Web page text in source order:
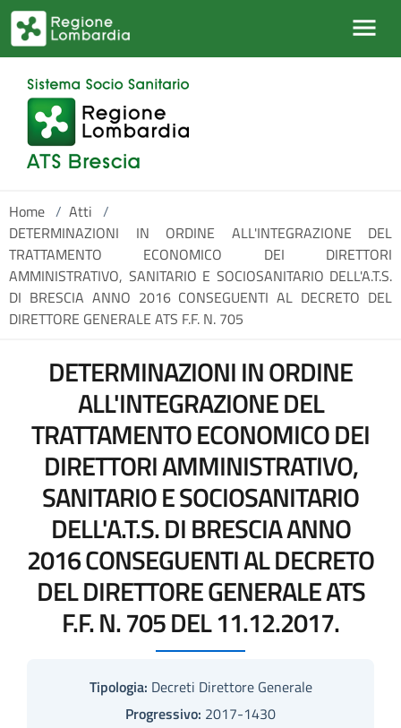
Salta al contenuto principale
Home / Atti /
DETERMINAZIONI IN ORDINE ALL'INTEGRAZIONE DEL
TRATTAMENTO ECONOMICO DEI DIRETTORI
AMMINISTRATIVO, SANITARIO E SOCIOSANITARIO DELL'A.T.S.
DI BRESCIA ANNO 2016 CONSEGUENTI AL DECRETO DEL
DIRETTORE GENERALE ATS F.F. N. 705
DETERMINAZIONI IN ORDINE
ALL'INTEGRAZIONE DEL
TRATTAMENTO ECONOMICO DEI
DIRETTORI AMMINISTRATIVO,
SANITARIO E SOCIOSANITARIO
DELL'A.T.S. DI BRESCIA ANNO
2016 CONSEGUENTI AL DECRETO
DEL DIRETTORE GENERALE ATS
F.F. N. 705 DEL 11.12.2017.
Tipologia: Decreti Direttore Generale
Progressivo: 2017-1430